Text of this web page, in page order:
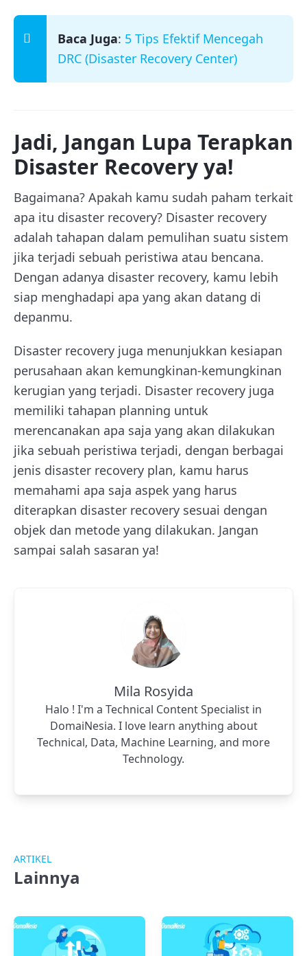
Baca Juga: 5 Tips Efektif Mencegah
DRC (Disaster Recovery Center)
Jadi, Jangan Lupa Terapkan
Disaster Recovery ya!
Bagaimana? Apakah kamu sudah paham terkait
apa itu disaster recovery? Disaster recovery
adalah tahapan dalam pemulihan suatu sistem
jika terjadi sebuah peristiwa atau bencana.
Dengan adanya disaster recovery, kamu lebih
siap menghadapi apa yang akan datang di
depanmu.
Disaster recovery juga menunjukkan kesiapan
perusahaan akan kemungkinan-kemungkinan
kerugian yang terjadi. Disaster recovery juga
memiliki tahapan planning untuk
merencanakan apa saja yang akan dilakukan
jika sebuah peristiwa terjadi, dengan berbagai
jenis disaster recovery plan, kamu harus
memahami apa saja aspek yang harus
diterapkan disaster recovery sesuai dengan
objek dan metode yang dilakukan. Jangan
sampai salah sasaran ya!
Mila Rosyida
Halo ! I'm a Technical Content Specialist in
DomaiNesia. I love learn anything about
Technical, Data, Machine Learning, and more
Technology.
ARTIKEL
Lainnya